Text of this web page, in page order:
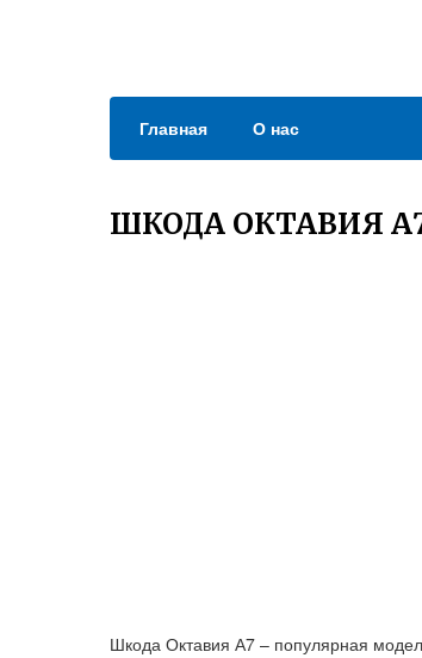
Главная О нас
ШКОДА ОКТАВИЯ
Шкода Октавия А7 – популярная